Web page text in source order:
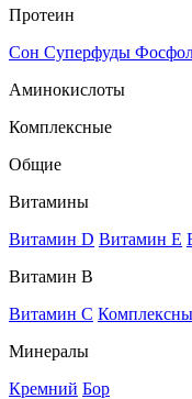
Протеин
Сон Суперфуды
Аминокислоты
Комплексные
Общие
Витамины
Витамин D Витамин E
Витамин В
Витамин C
Минералы
Кремний Бор